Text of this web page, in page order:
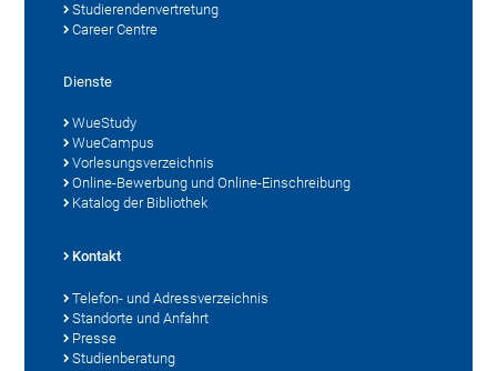
Studierendenvertretung
Career Centre
Dienste
WueStudy
WueCampus
Vorlesungsverzeichnis
Online-Bewerbung und Online-Einschreibung
Katalog der Bibliothek
Kontakt
Telefon- und Adressverzeichnis
Standorte und Anfahrt
Presse
Studienberatung